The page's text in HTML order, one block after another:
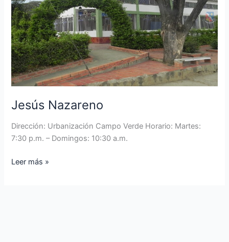
Jesús Nazareno
Dirección: Urbanización Campo Verde Horario: Martes:
7:30 p.m. – Domingos: 10:30 a.m.
Leer más »